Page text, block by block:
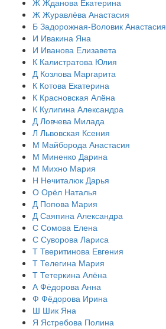
Ж Жданова Екатерина
Ж Журавлёва Анастасия
Б Задорожная-Воловик Анастасия
И Ивакина Яна
И Иванова Елизавета
К Калистратова Юлия
Д Козлова Маргарита
К Котова Екатерина
К Красновская Алёна
К Кулигина Александра
Д Ловчева Милада
Л Львовская Ксения
М Майборода Анастасия
М Миненко Дарина
М Михно Мария
Н Нечиталюк Дарья
О Орёл Наталья
Д Попова Мария
Д Саяпина Александра
С Сомова Елена
С Суворова Лариса
Т Тверитинова Евгения
Т Телегина Мария
Т Тетеркина Алёна
А Фёдорова Анна
Ф Фёдорова Ирина
Ш Шик Яна
Я Ястребова Полина